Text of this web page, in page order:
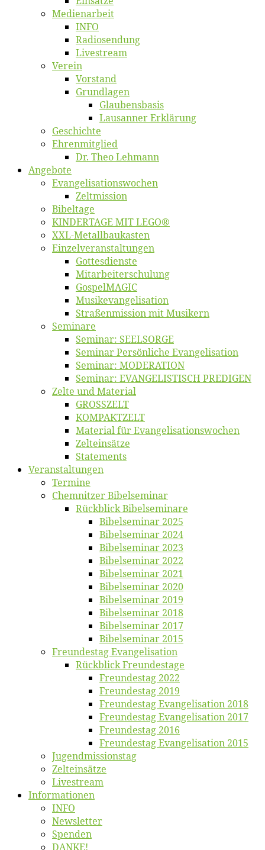
Me­di­en­ar­beit
INFO
Ra­dio­sen­dung
Live­stream
Ver­ein
Vor­stand
Grund­la­gen
Glaubens­ba­sis
Lausan­ner Erklärung
Ge­schich­te
Eh­ren­mit­glied
Dr. Theo Lehmann
An­ge­bo­te
Evangelisa­tions­wo­chen
Zelt­mis­si­on
Bi­bel­ta­ge
KINDERTAGE MIT LEGO®
XXL-Me­­tal­l­­bau­­kas­­ten
Einzelver­an­stal­tungen
Got­tes­diens­te
Mitarbeiter­schulung
Gos­pel­MA­GIC
Musikevan­ge­li­sa­tion
Straßenmis­sion mit Musikern
Se­mi­na­re
Se­mi­nar: SEELSORGE
Se­mi­nar Per­sön­li­che Evangelisation
Se­mi­nar: MODERATION
Se­mi­nar: EVANGELISTISCH PREDIGEN
Zel­te und Material
GROSSZELT
KOMPAKTZELT
Ma­te­ri­al für Evangelisationswochen
Zelt­ein­sät­ze
State­ments
Ver­an­stal­tun­gen
Ter­mi­ne
Chemnit­zer Bibelseminar
Rück­blick Bibelseminare
Bi­bel­se­mi­nar 2025
Bi­bel­se­mi­nar 2024
Bi­bel­se­mi­nar 2023
Bi­bel­se­mi­nar 2022
Bi­bel­se­mi­nar 2021
Bi­bel­se­mi­nar 2020
Bi­bel­se­mi­nar 2019
Bi­bel­se­mi­nar 2018
Bibelsemi­nar 2017
Bibelsemi­nar 2015
Freun­des­tag Evangelisation
Rück­blick Freundestage
Freun­des­tag 2022
Freun­des­tag 2019
Freun­des­tag Evan­ge­li­sa­ti­on 2018
Freun­des­tag Evan­ge­li­sa­ti­on 2017
Freun­des­tag 2016
Freun­des­tag Evan­ge­li­sa­ti­on 2015
Jugend­mis­sions­tag
Zelt­ein­sät­ze
Live­stream
Informatio­nen
INFO
News­let­ter
Spen­den
DANKE!